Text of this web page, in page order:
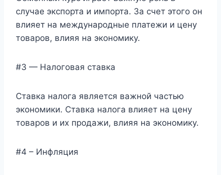
случае экспорта и импорта. За счет этого он
влияет на международные платежи и цену
товаров, влияя на экономику.
#3 — Налоговая ставка
Ставка налога является важной частью
экономики. Ставка налога влияет на цену
товаров и их продажи, влияя на экономику.
#4 – Инфляция